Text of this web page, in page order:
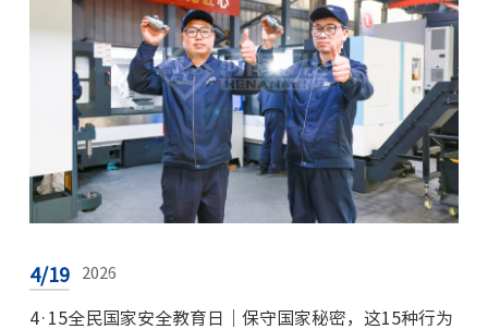
4/19 2026
4·15全民国家安全教育日｜保守国家秘密，这15种行为